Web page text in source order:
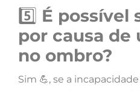
5️⃣ É possível
por causa de
no ombro?
Sim 💪, se a